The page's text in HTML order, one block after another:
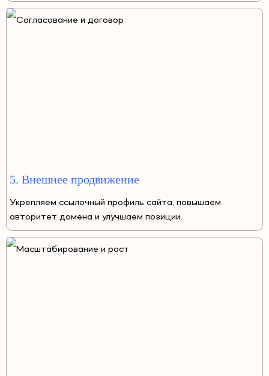
5. Внешнее продвижение
Укрепляем ссылочный профиль сайта, повышаем
авторитет домена и улучшаем позиции.